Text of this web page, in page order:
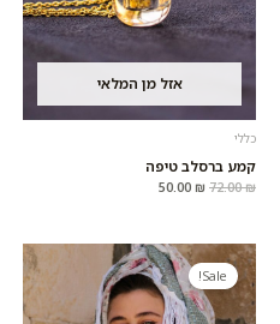
אזל מן המלאי
כללי
קמע ברסלב טיפה
72.00₪
50.00 ₪
Sale!
המחיר
המקורי
היה:
160.00 ₪.
המחיר
הנוכחי
הוא:
80.00 ₪.